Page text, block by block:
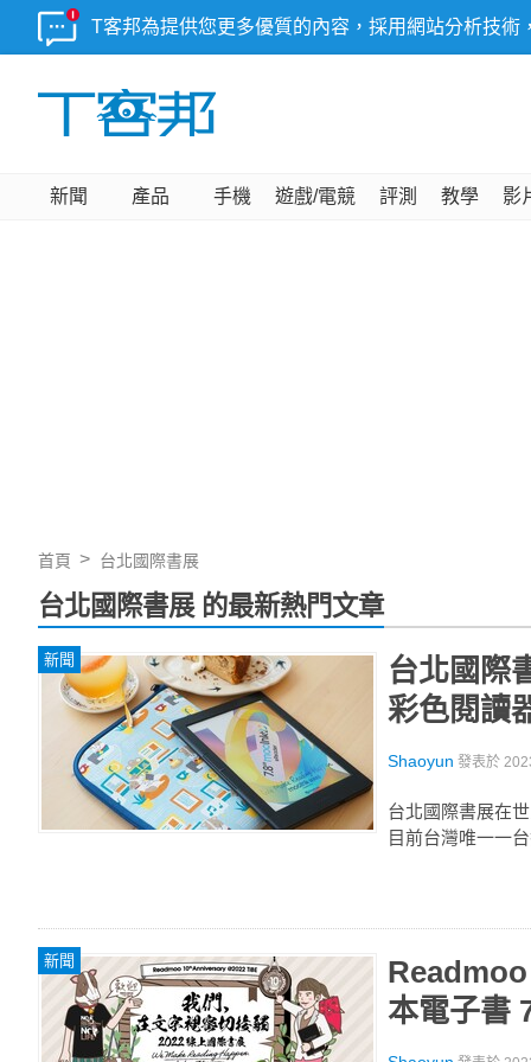
T客邦為提供您更多優質的內容，採用網站分析技
新聞 產品 手機 遊戲/電競 評測 教學 影
首頁 台北國際書展
台北國際書展 的最新熱門文章
新聞
台北國際
彩色閱讀
Shaoyun 發表於
台北國際書展在
目前台灣唯一一
新聞
本電子書